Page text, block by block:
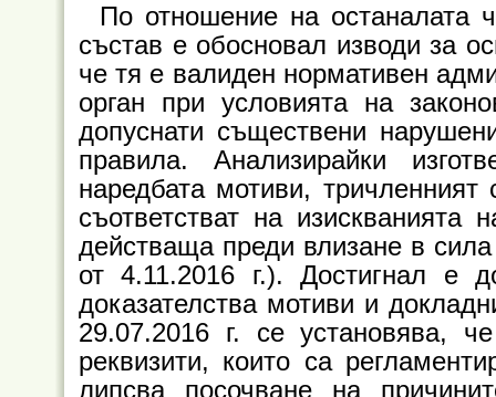
По отношение на останалата
състав е обосновал изводи за
че тя е валиден нормативен
орган при условията на
допуснати съществени
правила. Анализирайки
наредбата мотиви,
съответстват на
действаща преди влизане в
от 4.11.2016 г.). Достигнал е
доказателства мотиви и
29.07.2016 г. се установява,
реквизити, които са
липсва посочване на